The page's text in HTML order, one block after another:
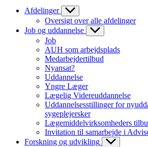
Afdelinger
Oversigt over alle afdelinger
Job og uddannelse
Job
AUH som arbejdsplads
Medarbejdertilbud
Nyansat?
Uddannelse
Yngre Læger
Lægelig Videreuddannelse
Uddannelsesstillinger for
sygeplejersker
Lægemiddelvirksomheders
Invitation til samarbejde i
Forskning og udvikling